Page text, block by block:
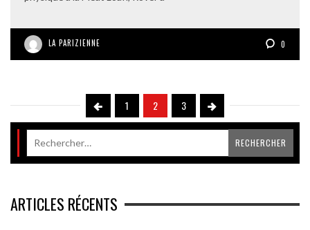
LA PARIZIENNE 0
1 2 3
ARTICLES RÉCENTS